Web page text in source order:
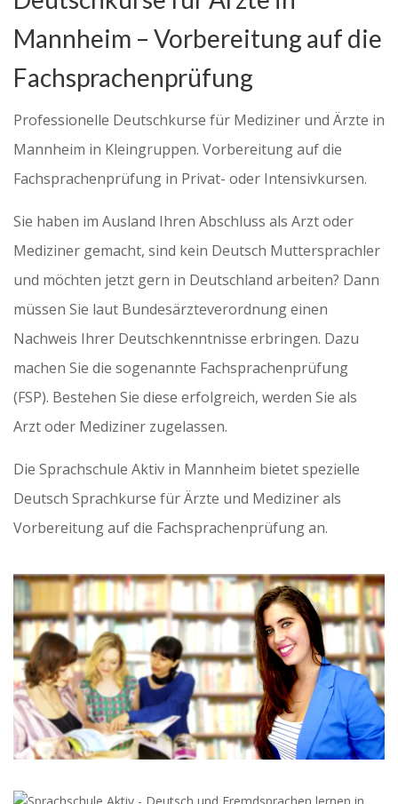
Mannheim – Vorbereitung auf die
Fachsprachenprüfung
Professionelle Deutschkurse für Mediziner und Ärzte in
Mannheim in Kleingruppen. Vorbereitung auf die
Fachsprachenprüfung in Privat- oder Intensivkursen.
Sie haben im Ausland Ihren Abschluss als Arzt oder
Mediziner gemacht, sind kein Deutsch Muttersprachler
und möchten jetzt gern in Deutschland arbeiten? Dann
müssen Sie laut Bundesärzteverordnung einen
Nachweis Ihrer Deutschkenntnisse erbringen. Dazu
machen Sie die sogenannte Fachsprachenprüfung
(FSP). Bestehen Sie diese erfolgreich, werden Sie als
Arzt oder Mediziner zugelassen.
Die Sprachschule Aktiv in Mannheim bietet spezielle
Deutsch Sprachkurse für Ärzte und Mediziner als
Vorbereitung auf die Fachsprachenprüfung an.